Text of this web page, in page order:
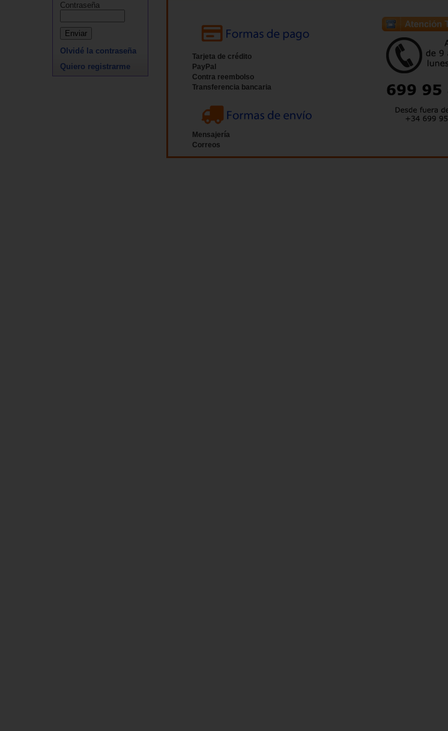
Contraseña
Olvidé la contraseña
Quiero registrarme
Tarjeta de crédito
PayPal
Contra reembolso
Transferencia bancaria
Mensajería
Correos